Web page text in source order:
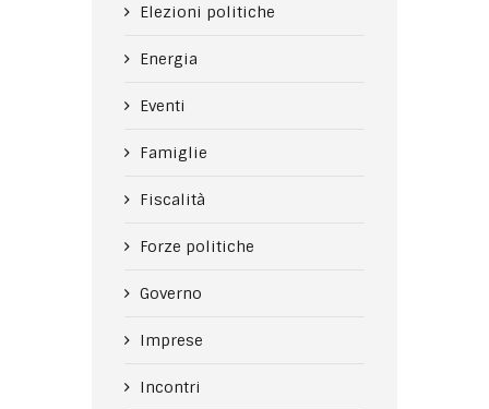
Elezioni politiche
Energia
Eventi
Famiglie
Fiscalità
Forze politiche
Governo
Imprese
Incontri